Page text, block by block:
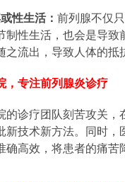
性生活： 前列腺不仅
制性生活，也会是导
之流出，导致人体的抵
专注前列腺炎诊疗
诊疗团队刻苦攻关，
新技术新方法。同时，
确高效，将患者的痛苦